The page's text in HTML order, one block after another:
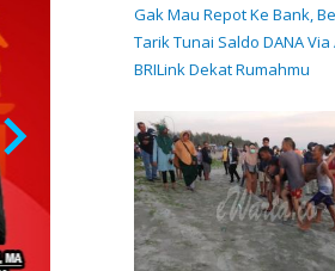
Gak Mau Repot Ke Bank,
Tarik Tunai Saldo DANA Via
BRILink Dekat Rumahmu